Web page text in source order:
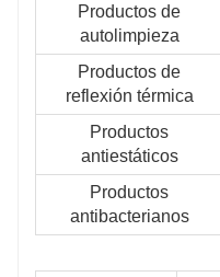
Productos de
autolimpieza
Productos de
reflexión térmica
Productos
antiestáticos
Productos
antibacterianos